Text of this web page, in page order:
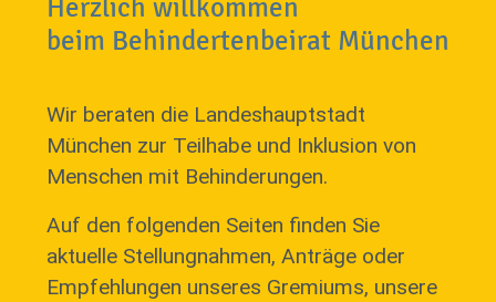
Herzlich willkommen
beim Behindertenbeirat München
Wir beraten die Landeshauptstadt
München zur Teilhabe und Inklusion von
Menschen mit Behinderungen.
Auf den folgenden Seiten finden Sie
aktuelle Stellungnahmen, Anträge oder
Empfehlungen unseres Gremiums, unsere